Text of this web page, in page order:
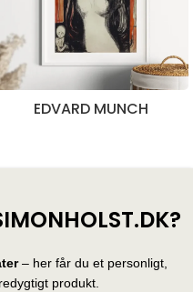
EDVARD MUNCH
– her får du et personligt,
produkt.